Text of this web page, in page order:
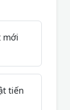
mới
tiến